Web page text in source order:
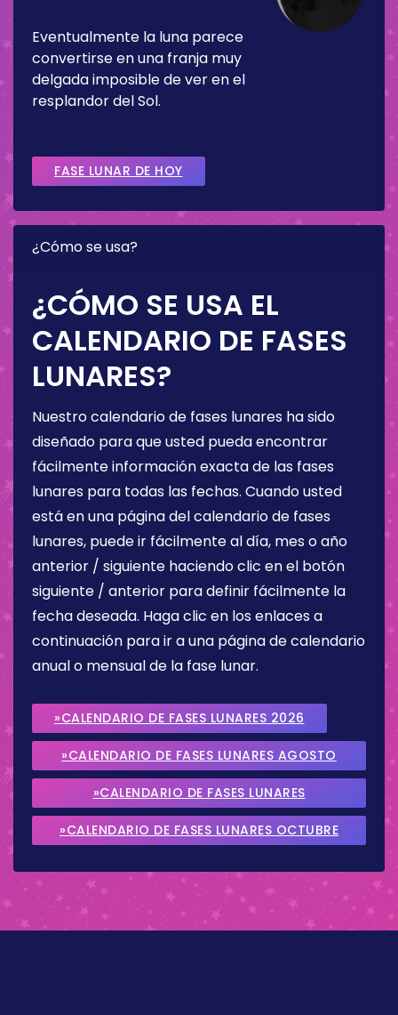
Eventualmente la luna parece
convertirse en una franja muy
delgada imposible de ver en el
resplandor del Sol.
FASE LUNAR DE HOY
¿Cómo se usa?
¿CÓMO SE USA EL
CALENDARIO DE FASES
LUNARES?
Nuestro calendario de fases lunares ha sido
diseñado para que usted pueda encontrar
fácilmente información exacta de las fases
lunares para todas las fechas. Cuando usted
está en una página del calendario de fases
lunares, puede ir fácilmente al día, mes o año
anterior / siguiente haciendo clic en el botón
siguiente / anterior para definir fácilmente la
fecha deseada. Haga clic en los enlaces a
continuación para ir a una página de calendario
anual o mensual de la fase lunar.
»CALENDARIO DE FASES LUNARES 2026
»CALENDARIO DE FASES LUNARES AGOSTO
2026
»CALENDARIO DE FASES LUNARES
SEPTIEMBRE 2026
»CALENDARIO DE FASES LUNARES OCTUBRE